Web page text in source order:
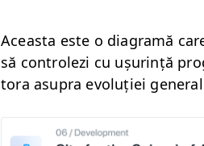
Aceas­ta este o dia­gramă
să con­trolezi cu ușur­ință
to­ra asupra evoluției